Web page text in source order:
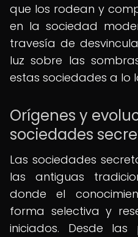
que los rodean y
en la sociedad
travesía de
luz sobre las
estas sociedades a lo
Orígenes y
sociedades
Las sociedades
las antiguas
donde el
forma selectiva y
iniciados. Desde las